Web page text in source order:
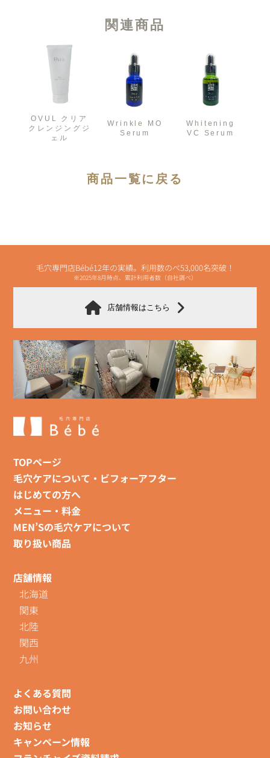
関連商品
OVUL クリア
クレンジングジ
ェル
Wrinkle MO
Serum
Whitening
VC Serum
商品一覧に戻る
毛穴専門店Bébé12年の実績。利用数のべ53,000名突破！
※2025年8月時点、累計利用者数（自社調べ）
店舗情報はこちら
TOPページ
毛穴ケアについて・ビフォーアフター
はじめての方へ
メニュー・料金
MEN’Sの毛穴ケアについて
取り扱い商品
店舗情報
北海道
関東
北陸
関西
九州
よくある質問
お問い合わせ
お知らせ
キャンペーン情報